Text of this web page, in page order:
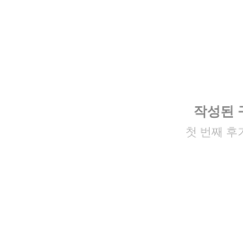
작성된
첫 번째 후